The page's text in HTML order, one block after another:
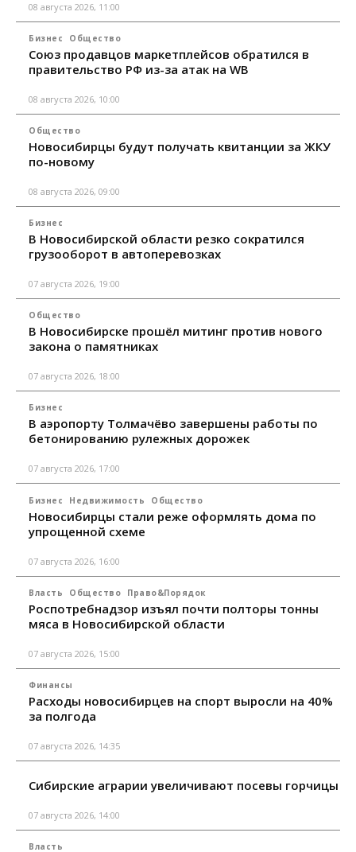
08 августа 2026, 11:00
Бизнес Общество
Союз продавцов маркетплейсов обратился в
правительство РФ из-за атак на WB
08 августа 2026, 10:00
Общество
Новосибирцы будут получать квитанции за ЖКУ
по-новому
08 августа 2026, 09:00
Бизнес
В Новосибирской области резко сократился
грузооборот в автоперевозках
07 августа 2026, 19:00
Общество
В Новосибирске прошёл митинг против нового
закона о памятниках
07 августа 2026, 18:00
Бизнес
В аэропорту Толмачёво завершены работы по
бетонированию рулежных дорожек
07 августа 2026, 17:00
Бизнес Недвижимость Общество
Новосибирцы стали реже оформлять дома по
упрощенной схеме
07 августа 2026, 16:00
Власть Общество Право&Порядок
Роспотребнадзор изъял почти полторы тонны
мяса в Новосибирской области
07 августа 2026, 15:00
Финансы
Расходы новосибирцев на спорт выросли на 40%
за полгода
07 августа 2026, 14:35
Сибирские аграрии увеличивают посевы горчицы
07 августа 2026, 14:00
Власть